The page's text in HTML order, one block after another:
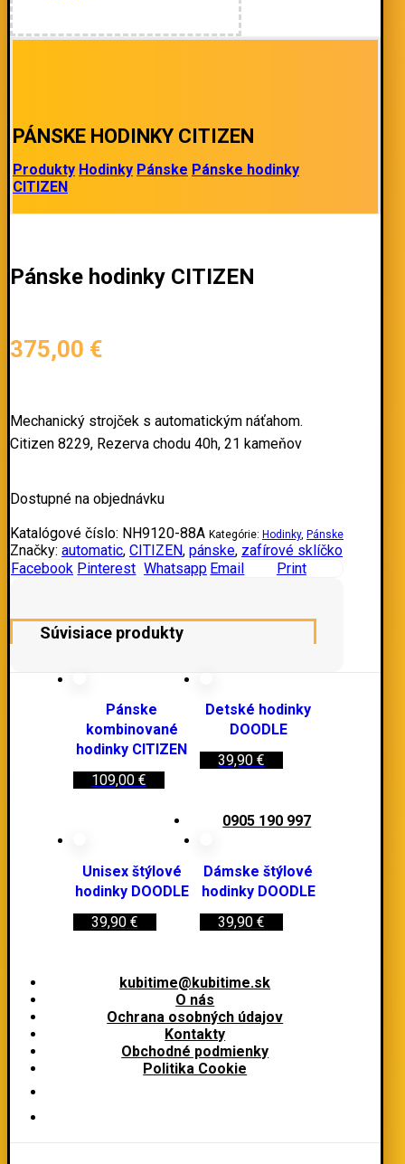
PÁNSKE HODINKY CITIZEN
Produkty Hodinky Pánske Pánske hodinky
CITIZEN
Pánske hodinky CITIZEN
375,00 €
Mechanický strojček s automatickým náťahom.
Citizen 8229, Rezerva chodu 40h, 21 kameňov
Dostupné na objednávku
Katalógové číslo: NH9120-88A Kategórie: Hodinky, Pánske
Značky: automatic, CITIZEN, pánske, zafírové sklíčko
Facebook Pinterest Whatsapp Email Print
Súvisiace produkty
Pánske
kombinované
hodinky CITIZEN
109,00 €
Detské hodinky
DOODLE
39,90€
Unisex štýlové
hodinky DOODLE
39,90 €
Dámske štýlové
hodinky DOODLE
39,90€
0905 190 997
kubitime@kubitime.sk
O nás
Ochrana osobných údajov
Kontakty
Obchodné podmienky
Politika Cookie